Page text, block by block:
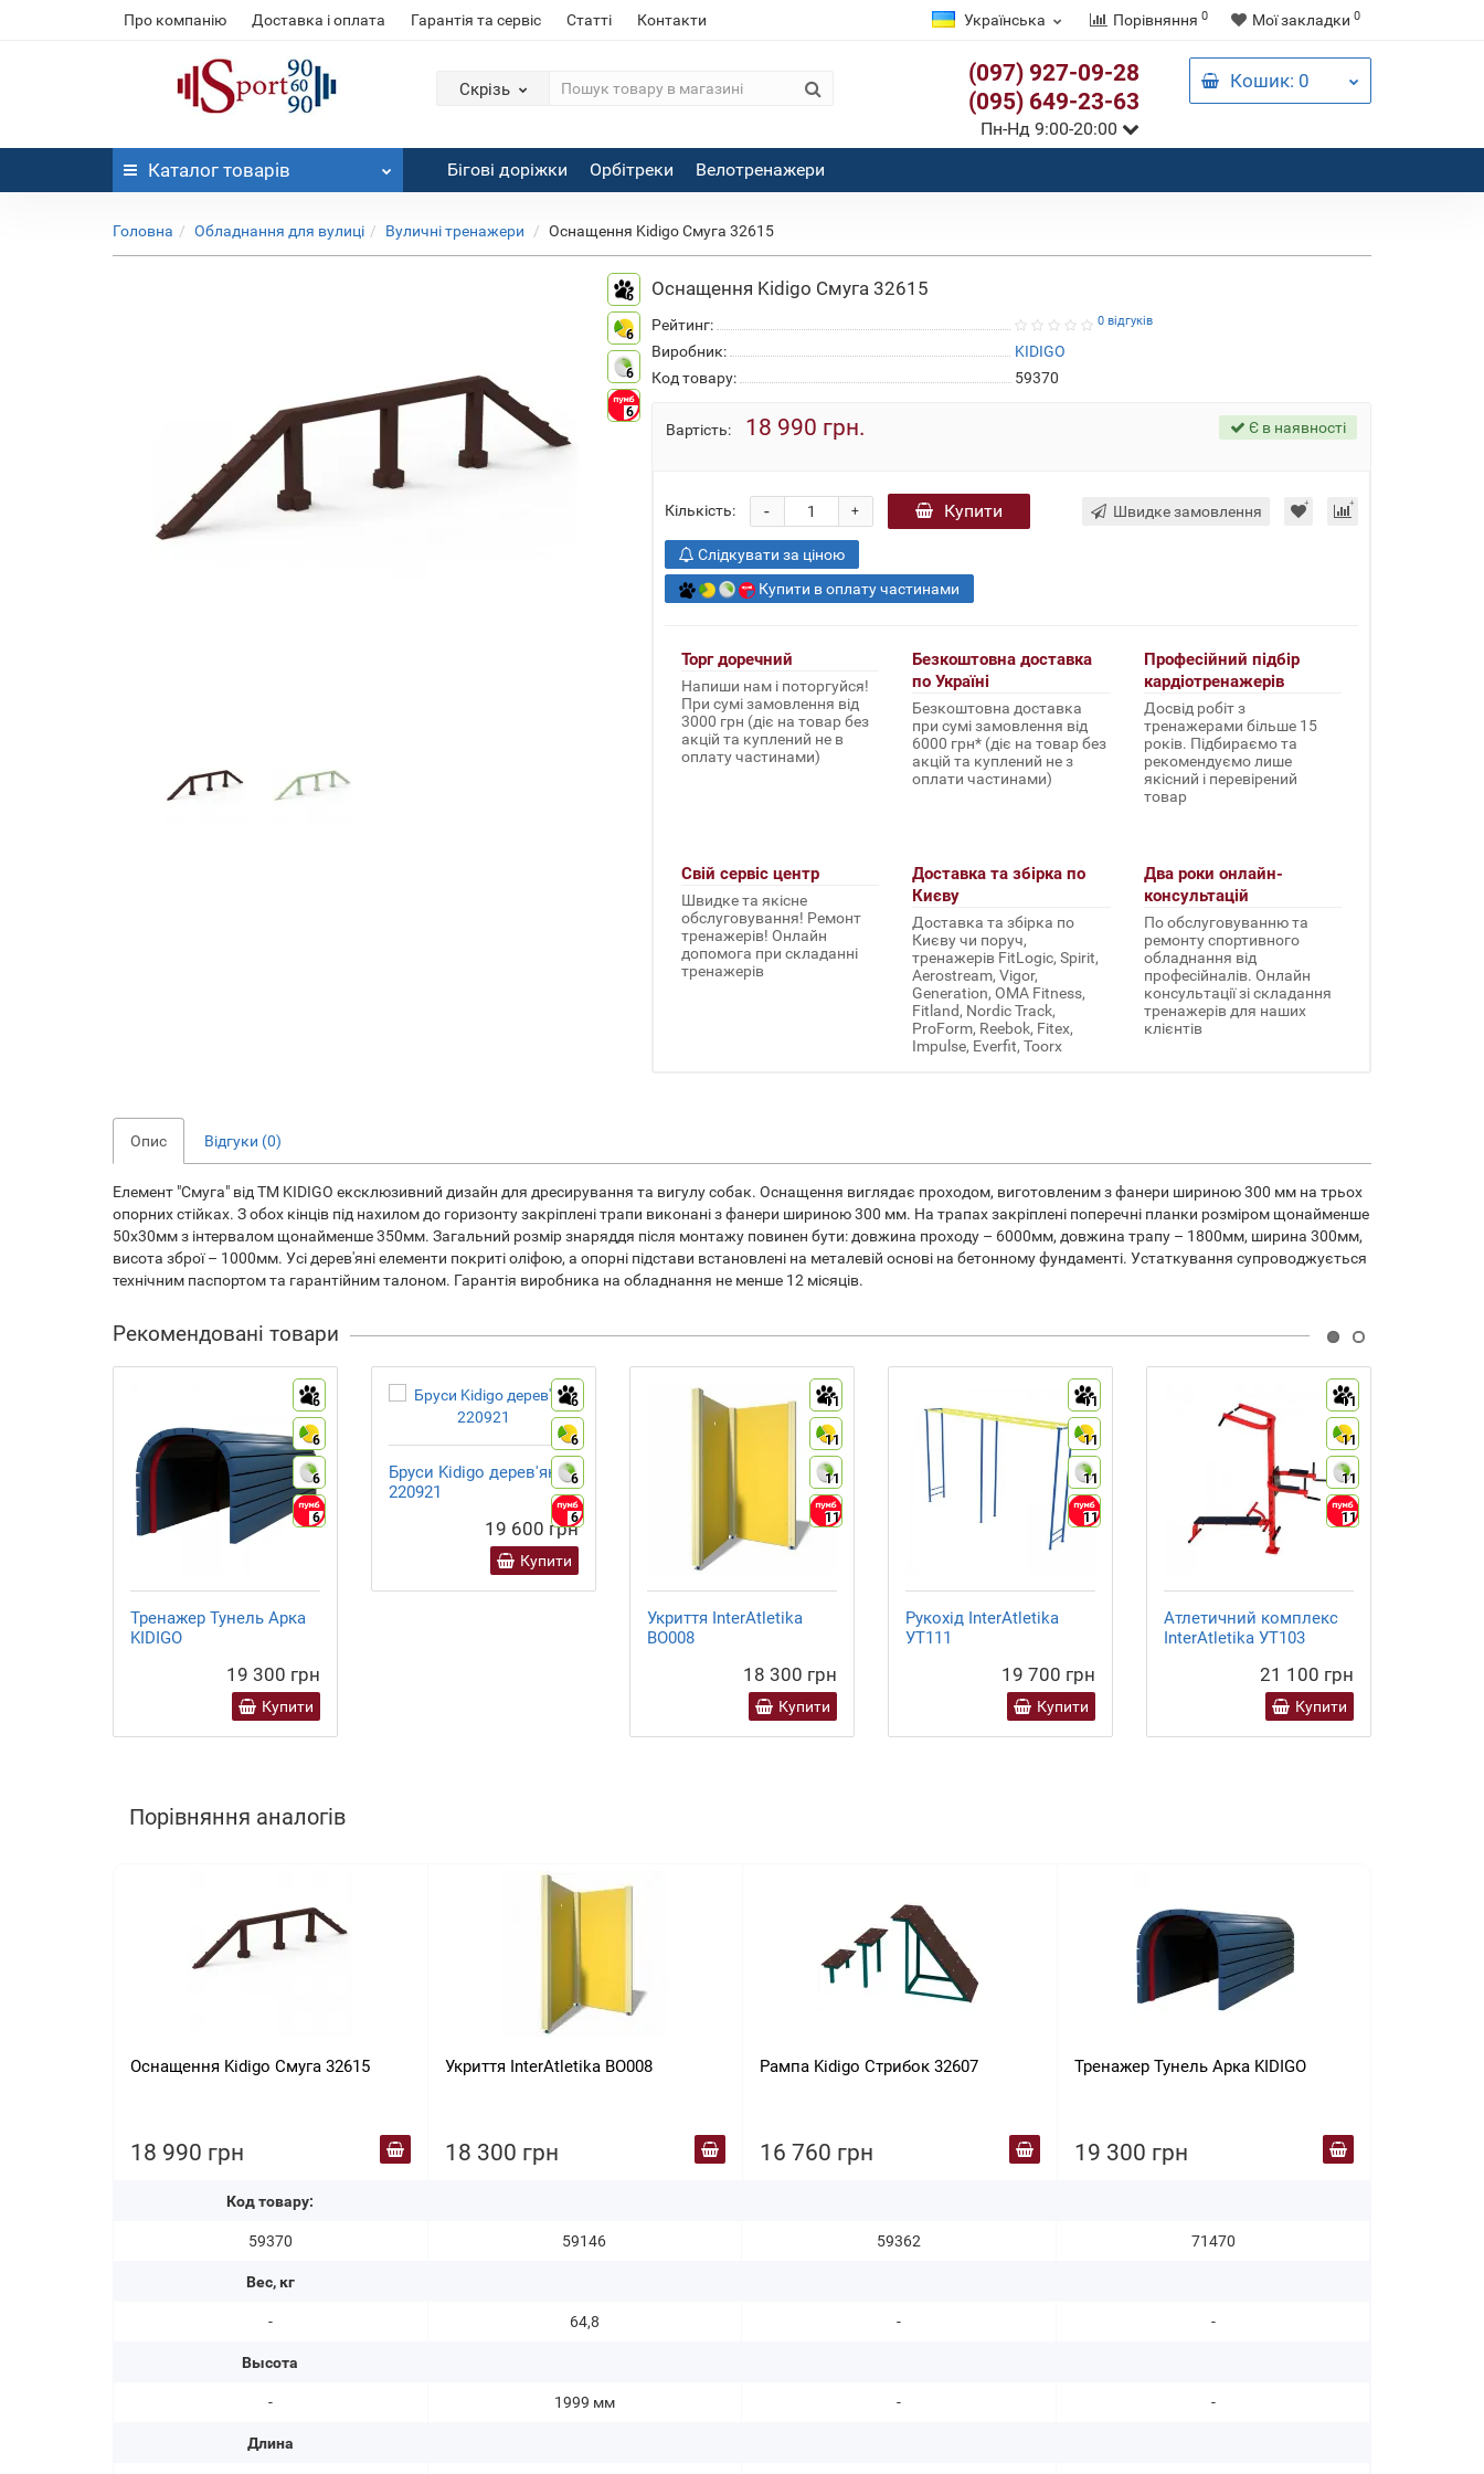
Про компанію Доставка і оплата Гарантія та сервіс Статті Контакти Українська Порівняння 0 Мої закладки 0
Скрізь
(097) 927-09-28
(095) 649-23-63
Пн-Нд 9:00-20:00
Кошик: 0
Каталог товарів Бігові доріжки Орбітреки Велотренажери
Головна Обладнання для вулиці Вуличні тренажери Оснащення Kidigo Смуга 32615
6
6
6
6
Оснащення Kidigo Смуга 32615
Рейтинг: 0 відгуків
Виробник:
KIDIGO
Код товару:
59370
Вартість: 18 990 грн. Є в наявності
Кількість: +
- Купити
Слідкувати за ціною
Купити в оплату частинами
Швидке замовлення
Торг доречний
Напиши нам і поторгуйся!
При сумі замовлення від
3000 грн (діє на товар без
акцій та куплений не в
оплату частинами)
Безкоштовна доставка
по Україні
Безкоштовна доставка
при сумі замовлення від
6000 грн* (діє на товар без
акцій та куплений не з
оплати частинами)
Професійний підбір
кардіотренажерів
Досвід робіт з
тренажерами більше 15
років. Підбираємо та
рекомендуємо лише
якісний і перевірений
товар
Свій сервіс центр
Швидке та якісне
обслуговування! Ремонт
тренажерів! Онлайн
допомога при складанні
тренажерів
Доставка та збірка по
Києву
Доставка та збірка по
Києву чи поруч,
тренажерів FitLogic, Spirit,
Aerostream, Vigor,
Generation, OMA Fitness,
Fitland, Nordic Track,
ProForm, Reebok, Fitex,
Impulse, Everfit, Toorx
Два роки онлайн-
консультацій
По обслуговуванню та
ремонту спортивного
обладнання від
професійналів. Онлайн
консультації зі складання
тренажерів для наших
клієнтів
Опис Відгуки (0)
Елемент "Смуга" від ТМ KIDIGO ексклюзивний дизайн для дресирування та вигулу собак. Оснащення виглядає проходом, виготовленим з фанери шириною 300 мм на трьох
опорних стійках. З обох кінців під нахилом до горизонту закріплені трапи виконані з фанери шириною 300 мм. На трапах закріплені поперечні планки розміром щонайменше
50х30мм з інтервалом щонайменше 350мм. Загальний розмір знаряддя після монтажу повинен бути: довжина проходу – 6000мм, довжина трапу – 1800мм, ширина 300мм,
висота зброї – 1000мм. Усі дерев'яні елементи покриті оліфою, а опорні підстави встановлені на металевій основі на бетонному фундаменті. Устаткування супроводжується
технічним паспортом та гарантійним талоном. Гарантія виробника на обладнання не менше 12 місяців.
Рекомендовані товари
6
6
6
6
Тренажер Тунель Арка
KIDIGO
19 300 грн
Купити
6
6
6
6
Бруси Kidigo дерев'яні
220921
19 600 грн
Купити
11
11
11
11
Укриття InterAtletika
BO008
18 300 грн
Купити
11
11
11
11
Рукохід InterAtletika
УТ111
19 700 грн
Купити
11
11
11
11
Атлетичний комплекс
InterAtletika УТ103
21 100 грн
Купити
Порівняння аналогів
Оснащення Kidigo Смуга 32615
18 990 грн
Код товару:
59370
Вес, кг
-
Высота
-
Длина
Укриття InterAtletika BO008
18 300 грн
59146
64,8
1999 мм
Рампа Kidigo Стрибок 32607
16 760 грн
59362
-
-
Тренажер Тунель Арка KIDIGO
19 300 грн
71470
-
-